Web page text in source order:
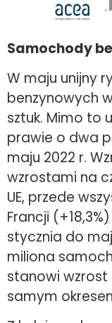
Samochody
W maju unijny
benzynowych
sztuk. Mimo to
prawie o dwa
maju 2022 r.
wzrostami na
UE, przede
Francji
stycznia do
miliona
stanowi wzrost
samym